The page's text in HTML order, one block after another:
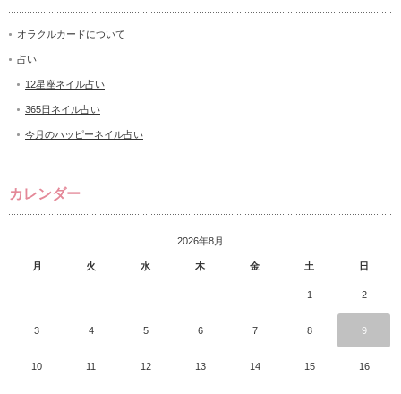
オラクルカードについて
占い
12星座ネイル占い
365日ネイル占い
今月のハッピーネイル占い
カレンダー
2026年8月
月 火 水 木 金 土 日
1 2
3 4 5 6 7 8 9
10 11 12 13 14 15 16